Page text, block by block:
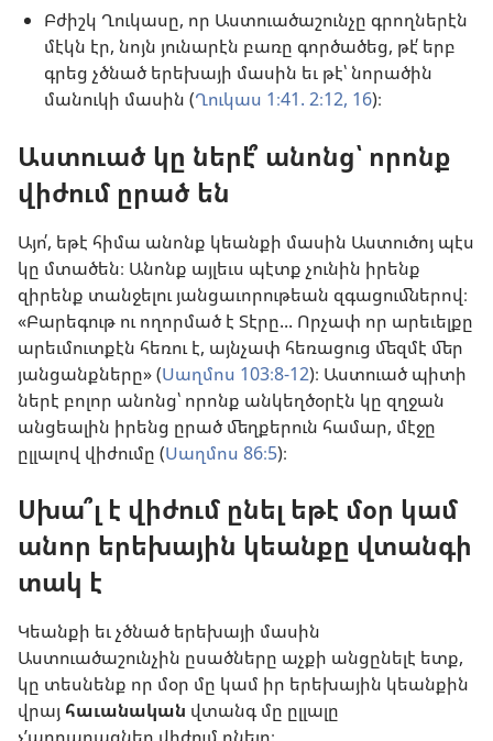
Բժիշկ Ղուկասը, որ Աստուածաշունչը գրողներէն
մէկն էր, նոյն յունարէն բառը գործածեց, թէ՛ երբ
գրեց չծնած երեխայի մասին եւ թէ՝ նորածին
մանուկի մասին (Ղուկաս 1։41. 2։12, 16)։
Աստուած կը ներէ՞ անոնց՝ որոնք
վիժում ըրած են
Այո՛, եթէ հիմա անոնք կեանքի մասին Աստուծոյ պէս
կը մտածեն։ Անոնք այլեւս պէտք չունին իրենք
զիրենք տանջելու յանցաւորութեան զգացումներով։
«Բարեգութ ու ողորմած է Տէրը... Որչափ որ արեւելքը
արեւմուտքէն հեռու է, այնչափ հեռացուց մեզմէ մեր
յանցանքները» (Սաղմոս 103։8-12)։ Աստուած պիտի
ներէ բոլոր անոնց՝ որոնք անկեղծօրէն կը զղջան
անցեալին իրենց ըրած մեղքերուն համար, մէջը
ըլլալով վիժումը (Սաղմոս 86։5)։
Սխա՞լ է վիժում ընել եթէ մօր կամ
անոր երեխային կեանքը վտանգի
տակ է
Կեանքի եւ չծնած երեխայի մասին
Աստուածաշունչին ըսածները աչքի անցընելէ ետք,
կը տեսնենք որ մօր մը կամ իր երեխային կեանքին
վրայ հաւանական վտանգ մը ըլլալը